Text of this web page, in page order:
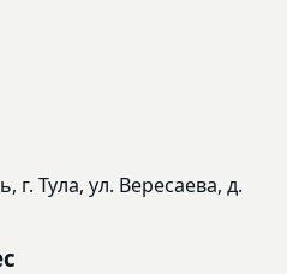
г. Тула, ул. Вересаева, д.